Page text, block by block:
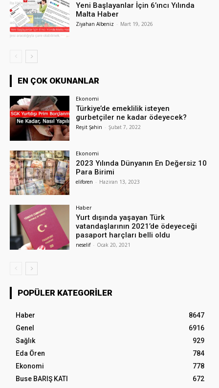
Yeni Başlayanlar İçin 6’ıncı Yılında
Malta Haber
Ziyahan Albeniz - Mart 19, 2026
EN ÇOK OKUNANLAR
Ekonomi
Türkiye’de emeklilik isteyen
gurbetçiler ne kadar ödeyecek?
Reşit Şahin - Şubat 7, 2022
Ekonomi
2023 Yılında Dünyanın En Değersiz 10
Para Birimi
eliforen - Haziran 13, 2023
Haber
Yurt dışında yaşayan Türk
vatandaşlarının 2021’de ödeyeceği
pasaport harçları belli oldu
neselif - Ocak 20, 2021
POPÜLER KATEGORILER
Haber
8647
Genel
6916
Sağlık
929
Eda Ören
784
Ekonomi
778
Buse BARIŞ KATI
672